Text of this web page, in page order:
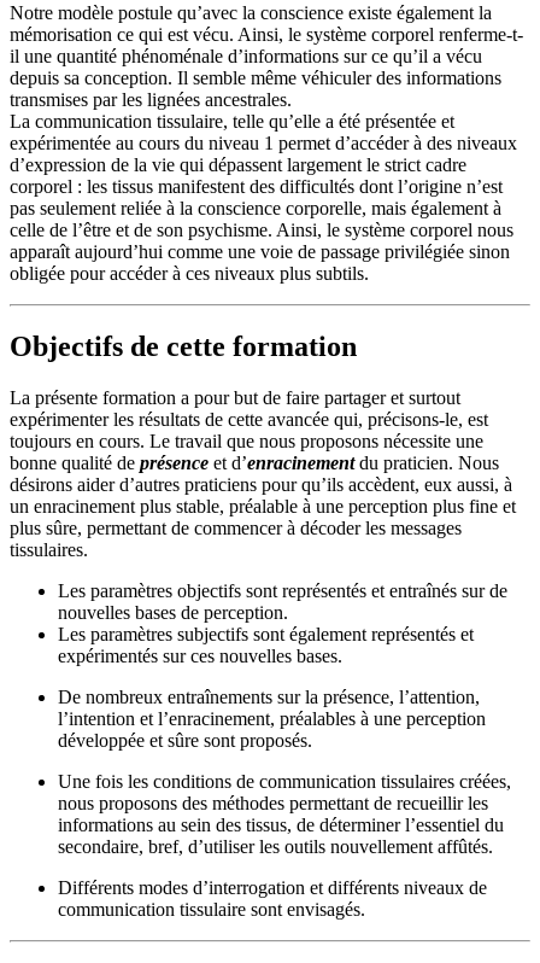
Notre modèle postule qu’avec la conscience existe également la
mémorisation ce qui est vécu. Ainsi, le système corporel renferme-t-
il une quantité phénoménale d’informations sur ce qu’il a vécu
depuis sa conception. Il semble même véhiculer des informations
transmises par les lignées ancestrales.
La communication tissulaire, telle qu’elle a été présentée et
expérimentée au cours du niveau 1 permet d’accéder à des niveaux
d’expression de la vie qui dépassent largement le strict cadre
corporel : les tissus manifestent des difficultés dont l’origine n’est
pas seulement reliée à la conscience corporelle, mais également à
celle de l’être et de son psychisme. Ainsi, le système corporel nous
apparaît aujourd’hui comme une voie de passage privilégiée sinon
obligée pour accéder à ces niveaux plus subtils.
Objectifs de cette formation
La présente formation a pour but de faire partager et surtout
expérimenter les résultats de cette avancée qui, précisons-le, est
toujours en cours. Le travail que nous proposons nécessite une
bonne qualité de présence et d’enracinementdu praticien. Nous
désirons aider d’autres praticiens pour qu’ils accèdent, eux aussi, à
un enracinement plus stable, préalable à une perception plus fine et
plus sûre, permettant de commencer à décoder les messages
tissulaires.
Les paramètres objectifs sont représentés et entraînés sur de
nouvelles bases de perception.
Les paramètres subjectifs sont également représentés et
expérimentés sur ces nouvelles bases.
De nombreux entraînements sur la présence, l’attention,
l’intention et l’enracinement, préalables à une perception
développée et sûre sont proposés.
Une fois les conditions de communication tissulaires créées,
nous proposons des méthodes permettant de recueillir les
informations au sein des tissus, de déterminer l’essentiel du
secondaire, bref, d’utiliser les outils nouvellement affûtés.
Différents modes d’interrogation et différents niveaux de
communication tissulaire sont envisagés.